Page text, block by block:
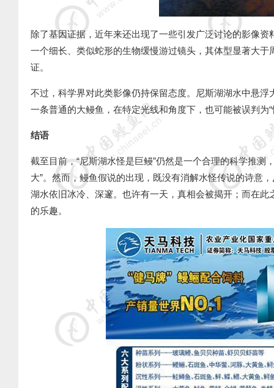
除了基因证据，近年来还出现了一些引发广泛讨论的影像资
一个细长、类似蛇形的生物缓慢游过镜头，其体型显著大
证。
不过，科学界对此类影像仍持保留态度。尼斯湖湖水中悬
一条普通的大鳗鱼，在特定光线和角度下，也可能被误判为“
结语
截至目前，“尼斯湖水怪是巨鳗”仍然是一个合理的科学推测
大”。然而，鳗鱼假说的出现，既没有消解水怪传说的诗意
湖水依旧冰冷、深邃。也许有一天，真相会被揭开；而在
的乐趣。